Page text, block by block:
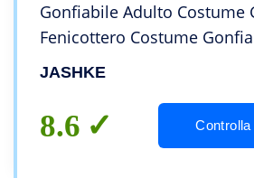
Gonfiabile Adulto Costume
Fenicottero Costume
Carnevale Costumi di
JASHKE
8.6